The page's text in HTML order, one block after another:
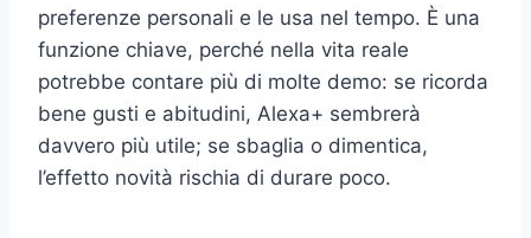
preferenze personali e le usa nel tempo. È una
funzione chiave, perché nella vita reale
potrebbe contare più di molte demo: se ricorda
bene gusti e abitudini, Alexa+ sembrerà
davvero più utile; se sbaglia o dimentica,
l’effetto novità rischia di durare poco.